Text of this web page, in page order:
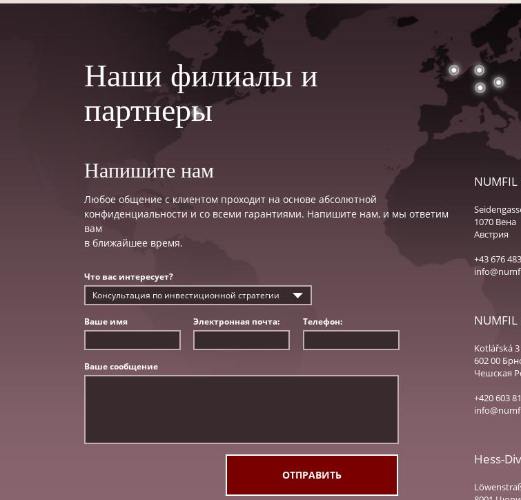
Наши филиалы и
партнеры
Напишите нам
Любое общение с клиентом проходит на основе абсолютной
конфиденциальности и со всеми гарантиями. Напишите нам, и мы ответим
вам
в ближайшее время.
Что вас интересует?
Консультация по инвестиционной стратегии
Ваше имя Электронная почта: Телефон:
Ваше сообщение
1070 Вена
Австрия
+43 676
Kotlářská 3
602 00
Чешская
+420 603
Hess-